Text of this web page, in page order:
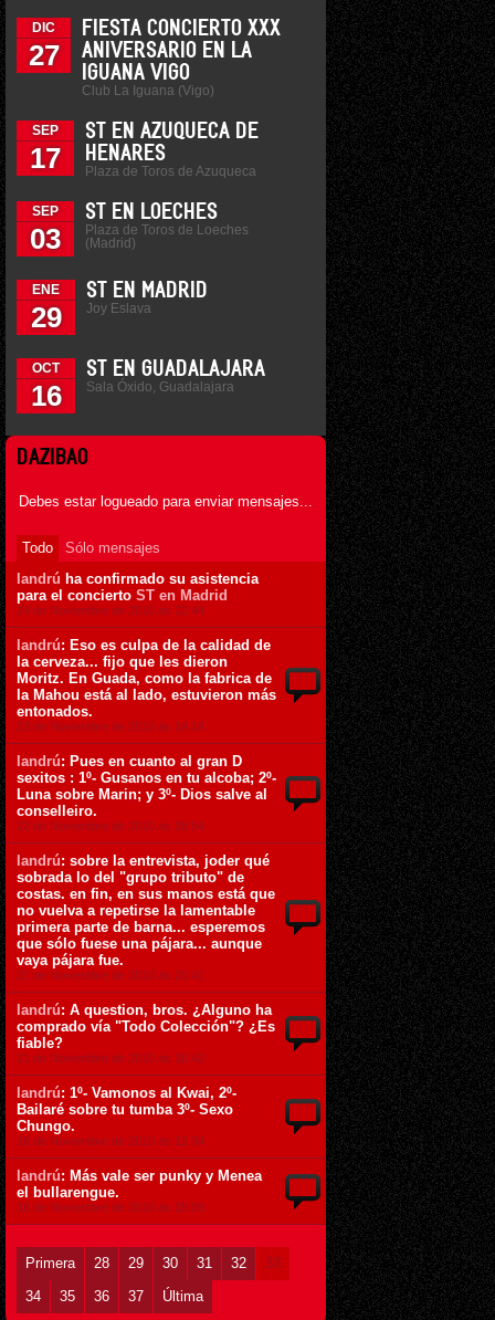
DIC
27
FIESTA CONCIERTO XXX
ANIVERSARIO EN LA
IGUANA VIGO
Club La Iguana (Vigo)
SEP
17
ST EN AZUQUECA DE
HENARES
Plaza de Toros de Azuqueca
SEP
03
ST EN LOECHES
Plaza de Toros de Loeches
(Madrid)
ENE
29
ST EN MADRID
Joy Eslava
OCT
16
ST EN GUADALAJARA
Sala Óxido, Guadalajara
DAZIBAO
Debes estar logueado para enviar mensajes...
Todo
Sólo mensajes
landrú ha confirmado su asistencia
para el concierto ST en Madrid
24 de Noviembre de 2010 ás 22:44
landrú: Eso es culpa de la calidad de
la cerveza... fijo que les dieron
Moritz. En Guada, como la fabrica de
la Mahou está al lado, estuvieron más
entonados.
23 de Noviembre de 2010 ás 14:14
landrú: Pues en cuanto al gran D
sexitos : 1º- Gusanos en tu alcoba; 2º-
Luna sobre Marin; y 3º- Dios salve al
conselleiro.
22 de Noviembre de 2010 ás 18:54
landrú: sobre la entrevista, joder qué
sobrada lo del "grupo tributo" de
costas. en fin, en sus manos está que
no vuelva a repetirse la lamentable
primera parte de barna... esperemos
que sólo fuese una pájara... aunque
vaya pájara fue.
21 de Noviembre de 2010 ás 20:41
landrú: A question, bros. ¿Alguno ha
comprado vía "Todo Colección"? ¿Es
fiable?
21 de Noviembre de 2010 ás 16:42
landrú: 1º- Vamonos al Kwai, 2º-
Bailaré sobre tu tumba 3º- Sexo
Chungo.
18 de Noviembre de 2010 ás 12:34
landrú: Más vale ser punky y Menea
el bullarengue.
16 de Noviembre de 2010 ás 15:09
Primera 28 29 30 31 32
33
34
35 36 37 Última